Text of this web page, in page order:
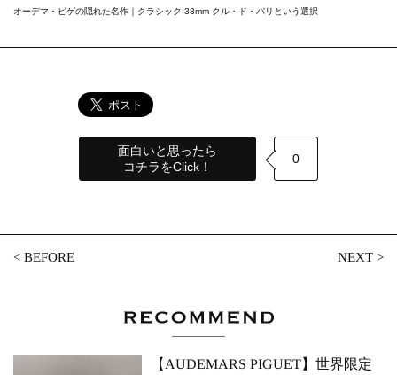
オーデマ・ピゲの隠れた名作｜クラシック 33mm クル・ド・パリという選択
面白いと思ったら
コチラをClick！
0
<BEFORE NEXT>
【AUDEMARS PIGUET】世界限定